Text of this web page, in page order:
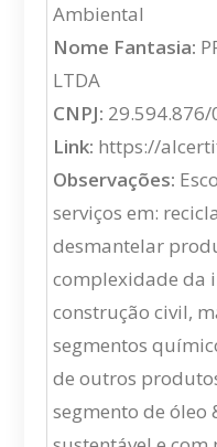
Ambiental
Nome Fantasia:
LTDA
CNPJ: 29.594.876/
Link: https://
Observações:
serviços em:
desmantelar
complexidade da
construção civil,
segmentos
de outros
segmento de óleo